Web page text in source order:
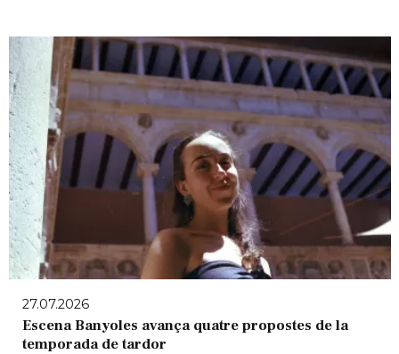
27.07.2026
Escena Banyoles avança quatre propostes de la
temporada de tardor